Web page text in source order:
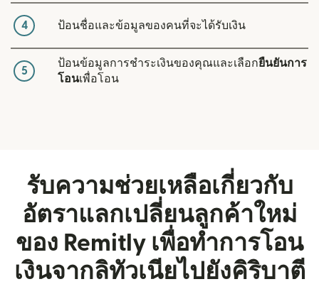
4 ป้อนชื่อและข้อมูลของคนที่จะได้รับเงิน
5
ป้อนข้อมูลการชำระเงินของคุณและเลือกยืนยันการ
โอนเพื่อโอน
รับความช่วยเหลือเกี่ยวกับ
อัตราแลกเปลี่ยนลูกค้าใหม่
ของ Remitly เพื่อทำการโอน
เงินจากลิทัวเนียไปยังคิริบาตี